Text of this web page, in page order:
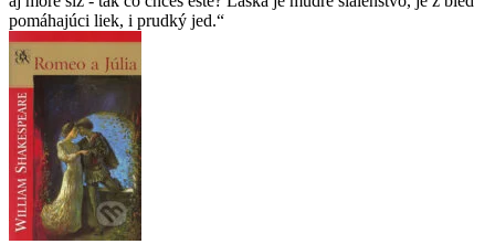
pomáhajúci liek, i prudký jed.